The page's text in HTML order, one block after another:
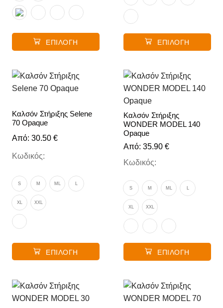
ΕΠΙΛΟΓΉ ΕΠΙΛΟΓΉ
Καλσόν Στήριξης Selene
70 Opaque
Από: 30.50 €
Κωδικός:
S M ML
XL XXL
ΕΠΙΛΟΓΉ
Καλσόν Στήριξης
WONDER MODEL 140
Opaque
Από: 35.90 €
Κωδικός:
S M ML
XL XXL
ΕΠΙΛΟΓΉ